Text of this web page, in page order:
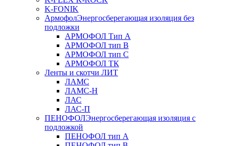
K-FONIK
АрмофолЭнергосберегающая изоляция без
подложки
АРМОФОЛ Тип А
АРМОФОЛ тип В
АРМОФОЛ тип C
АРМОФОЛ ТК
Ленты и скотчи ЛИТ
ЛАМС
ЛАМС-Н
ЛАС
ЛАС-П
ПЕНОФОЛЭнергосберегающая изоляция с
подложкой
ПЕНОФОЛ тип А